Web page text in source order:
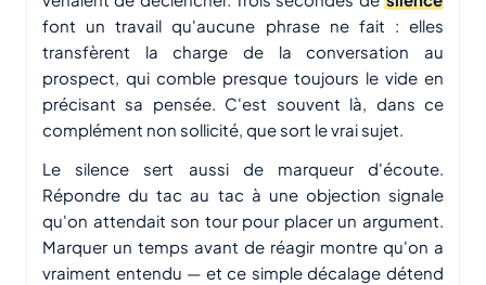
font un travail qu'aucune phrase ne fait : elles
transfèrent la charge de la conversation au
prospect, qui comble presque toujours le vide en
précisant sa pensée. C'est souvent là, dans ce
complément non sollicité, que sort le vrai sujet.
Le silence sert aussi de marqueur d'écoute.
Répondre du tac au tac à une objection signale
qu'on attendait son tour pour placer un argument.
Marquer un temps avant de réagir montre qu'on a
vraiment entendu — et ce simple décalage détend